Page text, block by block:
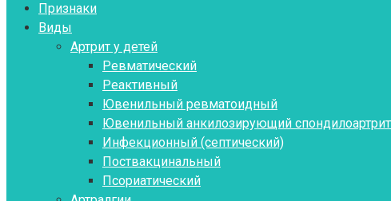
Признаки
Виды
Артрит у детей
Ревматический
Реактивный
Ювенильный ревматоидный
Ювенильный анкилозирующий спондилоартрит
Инфекционный (септический)
Поствакцинальный
Псориатический